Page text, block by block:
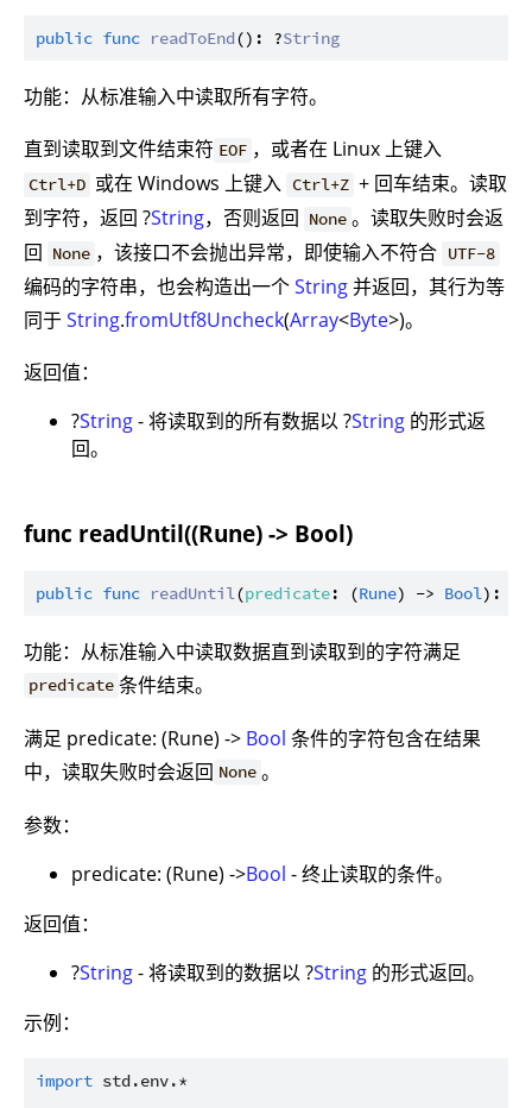
public func readToEnd(): ?String
功能：从标准输入中读取所有字符。
直到读取到文件结束符 EOF ，或者在 Linux 上键入
Ctrl+D 或在 Windows 上键入 Ctrl+Z + 回车结束。读取
到字符，返回 ?String，否则返回 None 。读取失败时会返
回 None ，该接口不会抛出异常，即使输入不符合 UTF-8
编码的字符串，也会构造出一个String并返回，其行为等
同于String.fromUtf8Uncheck(Array<Byte>)。
返回值：
?String- 将读取到的所有数据以 ?String 的形式返
回。
func readUntil((Rune) -> Bool)
public func readUntil(predicate: (Rune) -> Bool): ?
功能：从标准输入中读取数据直到读取到的字符满足
predicate 条件结束。
满足 predicate: (Rune) -> Bool 条件的字符包含在结果
中，读取失败时会返回 None 。
参数：
predicate: (Rune) ->Bool - 终止读取的条件。
返回值：
?String- 将读取到的数据以 ?String 的形式返回。
示例：
import std.env.*